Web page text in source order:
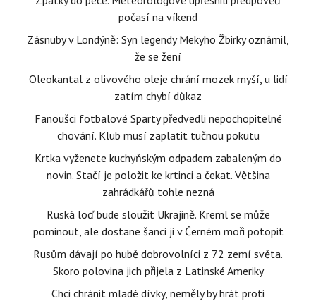
počasí na víkend
Zásnuby v Londýně: Syn legendy Mekyho Žbirky oznámil,
že se žení
Oleokantal z olivového oleje chrání mozek myší, u lidí
zatím chybí důkaz
Fanoušci fotbalové Sparty předvedli nepochopitelné
chování. Klub musí zaplatit tučnou pokutu
Krtka vyženete kuchyňským odpadem zabaleným do
novin. Stačí je položit ke krtinci a čekat. Většina
zahrádkářů tohle nezná
Ruská loď bude sloužit Ukrajině. Kreml se může
pominout, ale dostane šanci ji v Černém moři potopit
Rusům dávají po hubě dobrovolníci z 72 zemí světa.
Skoro polovina jich přijela z Latinské Ameriky
Chci chránit mladé dívky, neměly by hrát proti